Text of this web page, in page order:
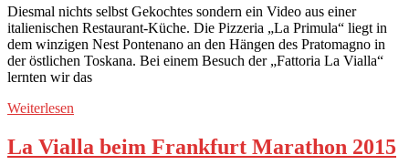
Diesmal nichts selbst Gekochtes sondern ein Video aus einer
italienischen Restaurant-Küche. Die Pizzeria „La Primula“ liegt in
dem winzigen Nest Pontenano an den Hängen des Pratomagno in
der östlichen Toskana. Bei einem Besuch der „Fattoria La Vialla“
lernten wir das
Weiterlesen
La Vialla beim Frankfurt Marathon 2015